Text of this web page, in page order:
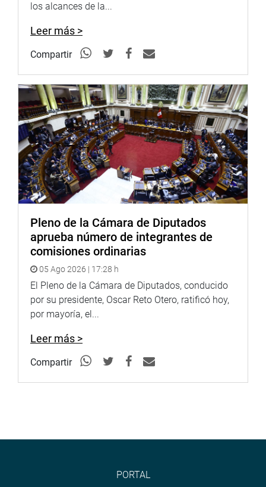
OFICINA DE COMUNICACIONES
los alcances de la...
Leer más >
Compartir
Pleno de la Cámara de Diputados
aprueba número de integrantes de
comisiones ordinarias
05 Ago 2026 | 17:28 h
El Pleno de la Cámara de Diputados, conducido
por su presidente, Oscar Reto Otero, ratificó hoy,
por mayoría, el...
Leer más >
Compartir
PORTAL